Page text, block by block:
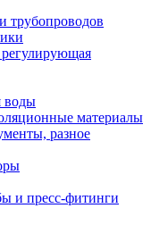
трубопроводов
воды
материалы
разное
и пресс-фитинги